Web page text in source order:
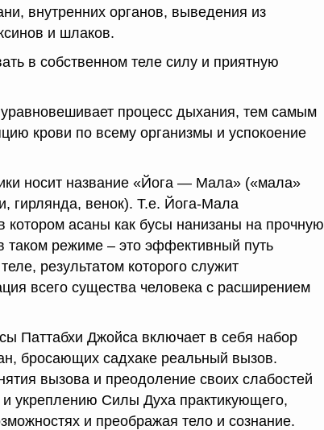
внутренних органов, выведения из
и шлаков.
в собственном теле силу и приятную
процесс дыхания, тем самым
крови по всему организмы и успокоение
носит название «Йога — Мала» («мала»
гирлянда, венок). Т.е. Йога-Мала
котором асаны как бусы нанизаны на прочную
таком режиме – это эффективный путь
результатом которого служит
всего существа человека с расширением
Паттабхи Джойса включает в себя набор
бросающих садхаке реальный вызов.
вызова и преодоление своих слабостей
и укреплению Силы Духа практикующего,
и преображая тело и сознание.